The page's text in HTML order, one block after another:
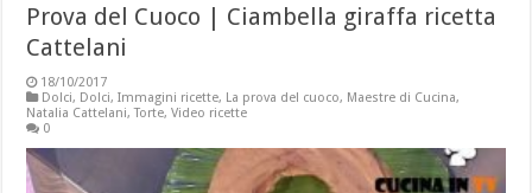
Prova del Cuoco | Ciambella giraffa ricetta
Cattelani
18/10/2017
Dolci, Dolci,Immagini ricette, La prova del cuoco, Maestre di Cucina,
Natalia Cattelani,Torte,Video ricette
0